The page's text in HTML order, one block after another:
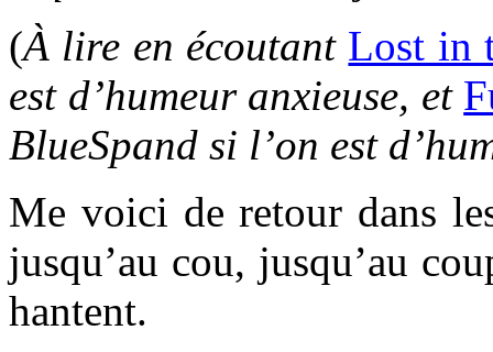
(À lire en écoutant Lost in
est d’humeur anxieuse, et
BlueSpand si l’on est
Me voici de retour dans
jusqu’au cou, jusqu’au
hantent.